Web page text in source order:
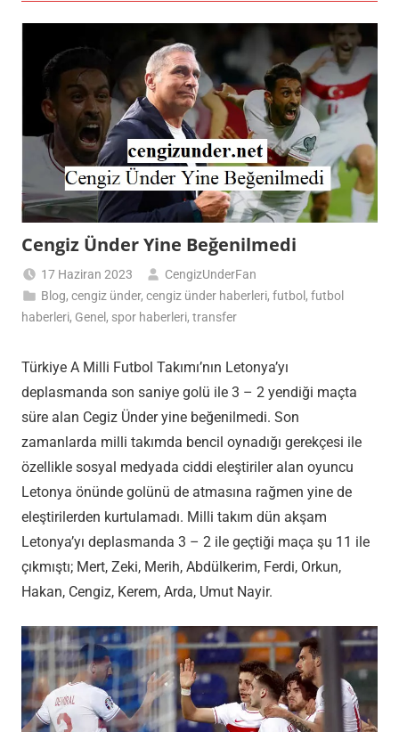
Cengiz Ünder Yine Beğenilmedi
17 Haziran 2023
CengizUnderFan
Blog,cengiz ünder,cengiz ünder haberleri,futbol ,futbol
haberleri, Genel , spor haberleri, transfer
Türkiye A Milli Futbol Takımı’nın Letonya’yı
deplasmanda son saniye golü ile 3 – 2 yendiği maçta
süre alan Cegiz Ünder yine beğenilmedi. Son
zamanlarda milli takımda bencil oynadığı gerekçesi ile
özellikle sosyal medyada ciddi eleştiriler alan oyuncu
Letonya önünde golünü de atmasına rağmen yine de
eleştirilerden kurtulamadı. Milli takım dün akşam
Letonya’yı deplasmanda 3 – 2 ile geçtiği maça şu 11 ile
çıkmıştı; Mert, Zeki, Merih, Abdülkerim, Ferdi, Orkun,
Hakan, Cengiz, Kerem, Arda, Umut Nayir.